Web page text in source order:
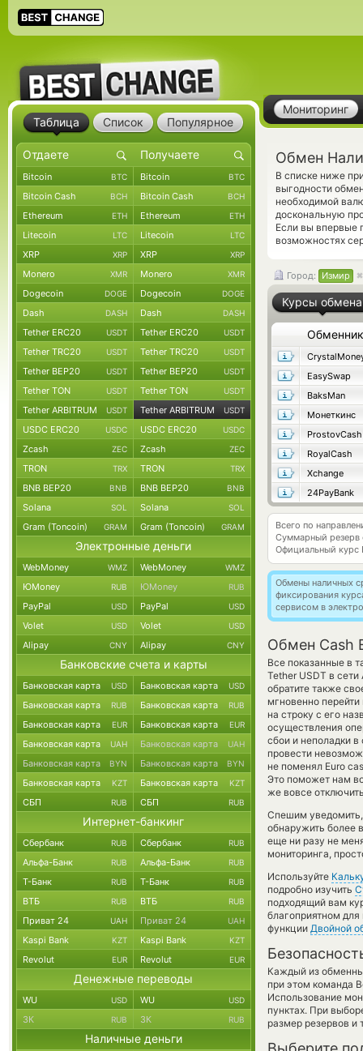
Мониторинг
Обмен
В списке ниже
выгодности
необходимой
доскональную
Если вы впервые
возможностях
Город: Измир
Курсы обмена
Обменник
EasySwap
BaksMan
Монеткинс
ProstovCash
RoyalCash
Xchange
24PayBank
Всего по
Суммарный резерв
Официальный курс
Обмены наличных
фиксирования
сервисом в
Обмен Cash
Все показанные в
Tether USDT в
обратите также
мгновенно
на строку с его
осуществления
сбои и неполадки
провести
не поменял Euro
Это поможет нам
же вовсе
Спешим
обнаружить более
еще ни разу не
мониторинга,
Используйте
подробно изучить
подходящий вам
благоприятном
функции Двойной
Каждый из
при этом команда
Использование
пунктах. При
размер резервов и
Таблица Список Популярное
Bitcoin BTC Bitcoin BTC
Bitcoin Cash BCH Bitcoin Cash BCH
Ethereum ETH Ethereum ETH
Litecoin LTC Litecoin LTC
XRP XRP XRP XRP
Monero XMR Monero XMR
Dogecoin DOGE Dogecoin DOGE
Dash DASH Dash DASH
Tether ERC20 USDT Tether ERC20 USDT
Tether TRC20 USDT Tether TRC20 USDT
Tether BEP20 USDT Tether BEP20 USDT
Tether TON USDT Tether TON USDT
Tether ARBITRUM USDT Tether ARBITRUM USDT
USDC ERC20 USDC USDC ERC20 USDC
Zcash ZEC Zcash ZEC
TRON TRX TRON TRX
BNB BEP20 BNB BNB BEP20 BNB
Solana SOL Solana SOL
Gram (Toncoin) GRAM Gram (Toncoin) GRAM
Электронные деньги
WebMoney WMZ WebMoney WMZ
ЮMoney RUB ЮMoney RUB
PayPal USD PayPal USD
Volet USD Volet USD
Alipay CNY Alipay CNY
Банковские счета и карты
Банковская карта USD Банковская карта USD
Банковская карта RUB Банковская карта RUB
Банковская карта EUR Банковская карта EUR
Банковская карта UAH Банковская карта UAH
Банковская карта BYN Банковская карта BYN
Банковская карта KZT Банковская карта KZT
СБП RUB СБП RUB
Интернет-банкинг
Сбербанк RUB Сбербанк RUB
Альфа-Банк RUB Альфа-Банк RUB
Т-Банк RUB Т-Банк RUB
ВТБ RUB ВТБ RUB
Приват 24 UAH Приват 24 UAH
Kaspi Bank KZT Kaspi Bank KZT
Revolut EUR Revolut EUR
Денежные переводы
WU USD WU USD
ЗК RUB ЗК RUB
Наличные деньги